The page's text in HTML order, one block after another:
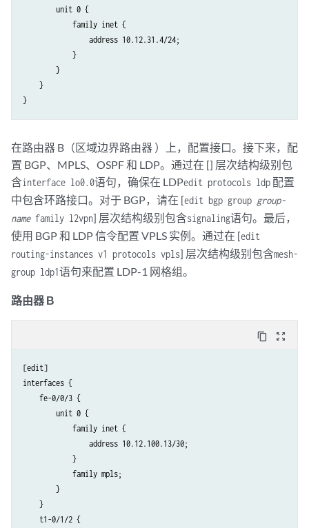
protocols {
        interface all;
    bgp {
        log-updown;
        group int {
            type internal;
family l2vpn {
signaling ;
            }
            neighbor 10.255.170.96;
            neighbor 10.255.170.98;
        }
        }
    }
    ospf {
            interface fe-0/0/3.0;
            interface t1-0/1/3.0;
            }
        }
    }
    ldp {
        interface fe-0/0/3.0;
        interface t1-0/1/3.0;
        interface lo0.0;
        unit 0 {
            family inet {
                address 10.12.31.4/24;
            }
        }
    }
在路由器 B（区域边界路由器 ）上，配置接口。接下来，配
置 BGP、MPLS、OSPF 和 LDP。通过在 [] 层次结构级别包
含interface lo0.0语句，确保在 LDPedit protocols ldp 配置
中包含环路接口。对于 BGP，请在 [edit bgp group group-
namefamily l2vpn] 层次结构级别包含signaling语句。最后，
使用 BGP 和 LDP 信令配置 VPLS 实例。通过在 [edit
routing-instances v1 protocols vpls] 层次结构级别包含mesh-
group ldp1语句来配置 LDP-1 网格组。
路由器 B
content_copy zoom_out_map
[edit]
interfaces {
    fe-0/0/3 {
        unit 0 {
            family inet {
                address 10.12.100.13/30;
            }
            family mpls;
        }
    }
    t1-0/1/2 {